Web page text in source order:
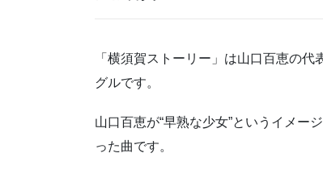
「横須賀ストーリー」は山口百恵の
グルです。
山口百恵が“早熟な少女”というイメー
った曲です。